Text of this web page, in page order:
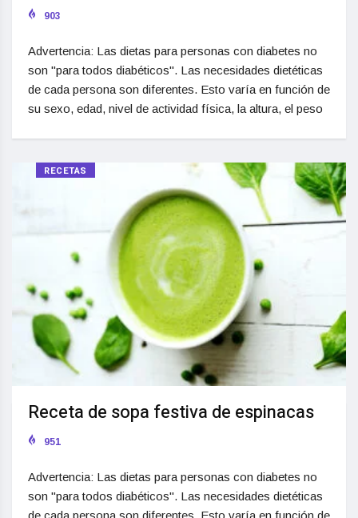
903
Advertencia: Las dietas para personas con diabetes no
son "para todos diabéticos". Las necesidades dietéticas
de cada persona son diferentes. Esto varía en función de
su sexo, edad, nivel de actividad física, la altura, el peso
RECETAS
Receta de sopa festiva de espinacas
951
Advertencia: Las dietas para personas con diabetes no
son "para todos diabéticos". Las necesidades dietéticas
de cada persona son diferentes. Esto varía en función de